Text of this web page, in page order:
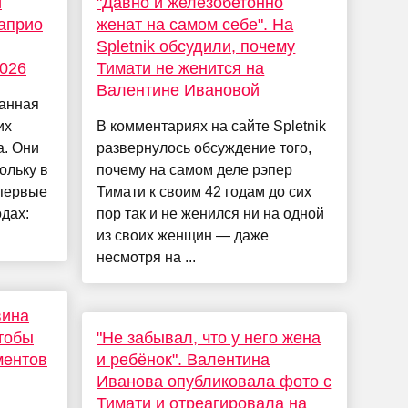
Они
в
женат на самом себе". На
Spletnik обсудили, почему
Тимати не женится на
Валентине Ивановой
В комментариях на сайте Spletnik
развернулось обсуждение того,
почему на самом деле рэпер
Тимати к своим 42 годам до сих
пор так и не женился ни на одной
из своих женщин — даже
несмотря на ...
"Не забывал, что у него жена
и ребёнок". Валентина
Иванова опубликовала фото с
Тимати и отреагировала на